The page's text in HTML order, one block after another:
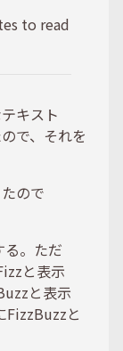
to read
キスト
で、それを
ので
る。ただ
と表示
と表示
FizzBuzzと